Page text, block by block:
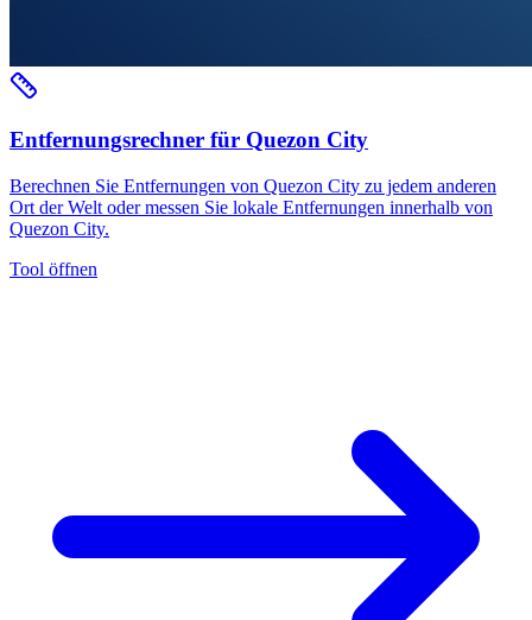
Entfernungsrechner für Quezon City
Berechnen Sie Entfernungen von Quezon City zu jedem anderen
Ort der Welt oder messen Sie lokale Entfernungen innerhalb von
Quezon City.
Tool öffnen